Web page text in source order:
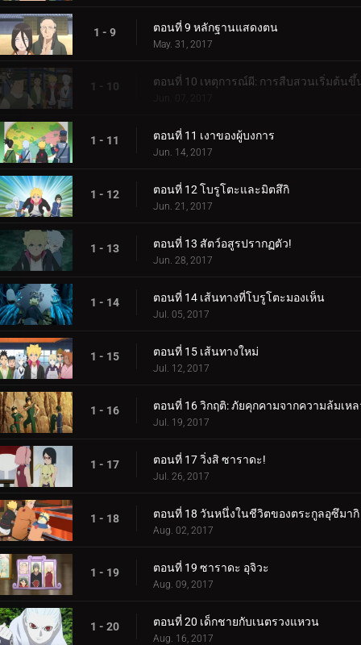
1 - 9 ตอนที่ 9 หลักฐานแสดงตน
May. 31, 2017
1 - 10 ตอนที่ 10 เหตุการณ์ผี: การสืบสวนเริ่มต้นขึ้
Jun. 07, 2017
1 - 11 ตอนที่ 11 เงาของผู้บงการ
Jun. 14, 2017
1 - 12 ตอนที่ 12 โบรูโตะและมิตสึกิ
Jun. 21, 2017
1 - 13 ตอนที่ 13 สัตว์อสูรปรากฏตัว!
Jun. 28, 2017
1 - 14 ตอนที่ 14 เส้นทางที่โบรูโตะมองเห็น
Jul. 05, 2017
1 - 15 ตอนที่ 15 เส้นทางใหม่
Jul. 12, 2017
1 - 16 ตอนที่ 16 วิกฤติ: ภัยคุกคามจากความล้มเห
Jul. 19, 2017
1 - 17 ตอนที่ 17 วิ่งสิ ซาราดะ!
Jul. 26, 2017
1 - 18 ตอนที่ 18 วันหนึ่งในชีวิตของตระกูลอุซึมากิ
Aug. 02, 2017
1 - 19 ตอนที่ 19 ซาราดะ อุจิวะ
Aug. 09, 2017
1 - 20 ตอนที่ 20 เด็กชายกับเนตรวงแหวน
Aug. 16, 2017